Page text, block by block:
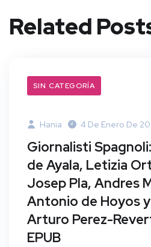
Related
SIN CATEGORÍA
Hania 4 De Enero De
Giornalisti
de Ayala, Letizia
Josep Pla, Andres
Antonio de Hoyos
Arturo Perez-
EPUB